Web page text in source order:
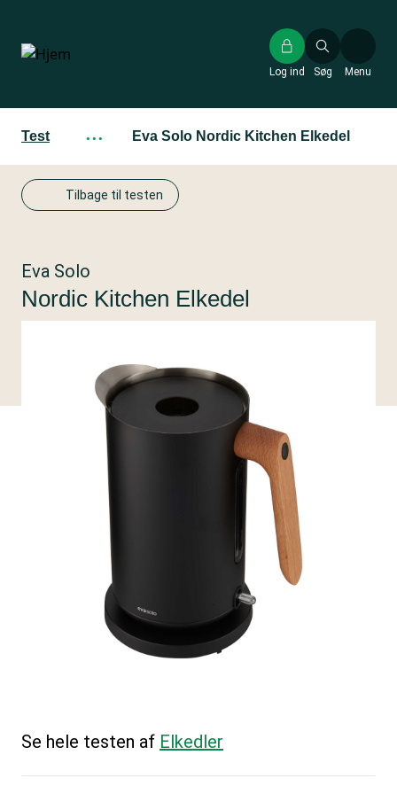
hovedindhold
Søg
Log ind Menu
Test ··· Eva Solo Nordic Kitchen Elkedel
Tilbage til testen
Eva Solo
Nordic Kitchen Elkedel
Se hele testen af Elkedler